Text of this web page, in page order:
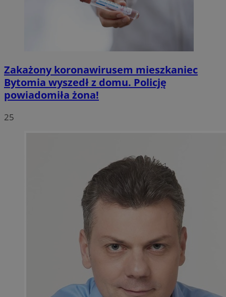
Zakażony koronawirusem mieszkaniec
Bytomia wyszedł z domu. Policję
powiadomiła żona!
25